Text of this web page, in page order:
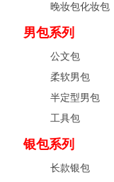
晚妆包化妆包
男包系列
公文包
柔软男包
半定型男包
工具包
银包系列
长款银包